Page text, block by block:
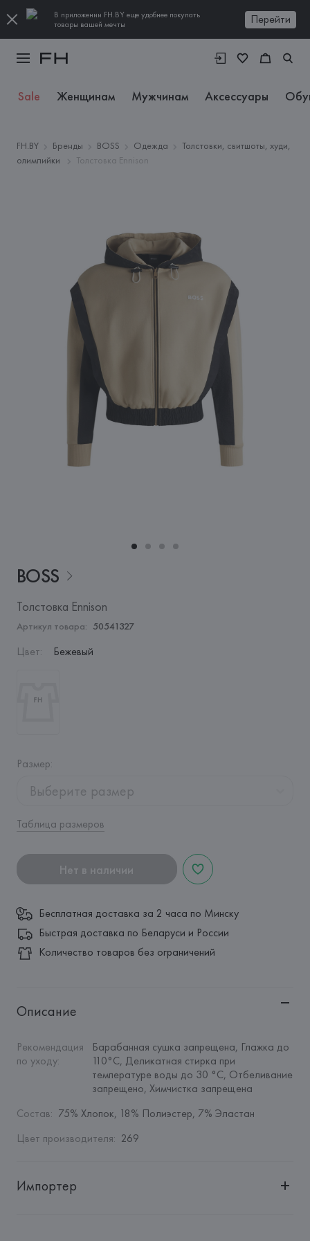
В приложении FH.BY еще удобнее покупать
товары вашей мечты
Перейти
Sale Женщинам Мужчинам Аксессуары
FH.BY Бренды BOSS Одежда
Толстовки, свитшоты, худи,
олимпийки
Толстовка Ennison
BOSS
Толстовка Ennison
Артикул товара: 50541327
Цвет: Бежевый
Размер:
Выберите размер
Таблица размеров
Нет в наличии
Бесплатная доставка за 2 часа по Минску
Быстрая доставка по Беларуси и России
Количество товаров без ограничений
Описание
Рекомендация
по уходу:
Барабанная сушка запрещена, Глажка до
110°C, Деликатная стирка при
температуре воды до 30 °C, Отбеливание
запрещено, Химчистка запрещена
Состав: 75% Хлопок, 18% Полиэстер, 7% Эластан
Цвет производителя: 269
Импортер